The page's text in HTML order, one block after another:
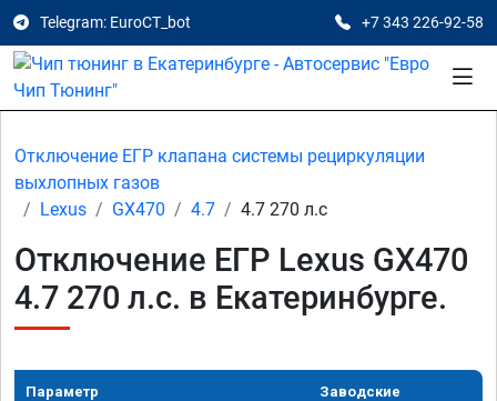
Telegram: EuroCT_bot +7 343 226-92-58
Отключение ЕГР клапана системы рециркуляции
выхлопных газов
Lexus
GX470 4.7 4.7 270 л.с
Отключение ЕГР Lexus GX470
4.7 270 л.с. в Екатеринбурге.
Параметр Заводские